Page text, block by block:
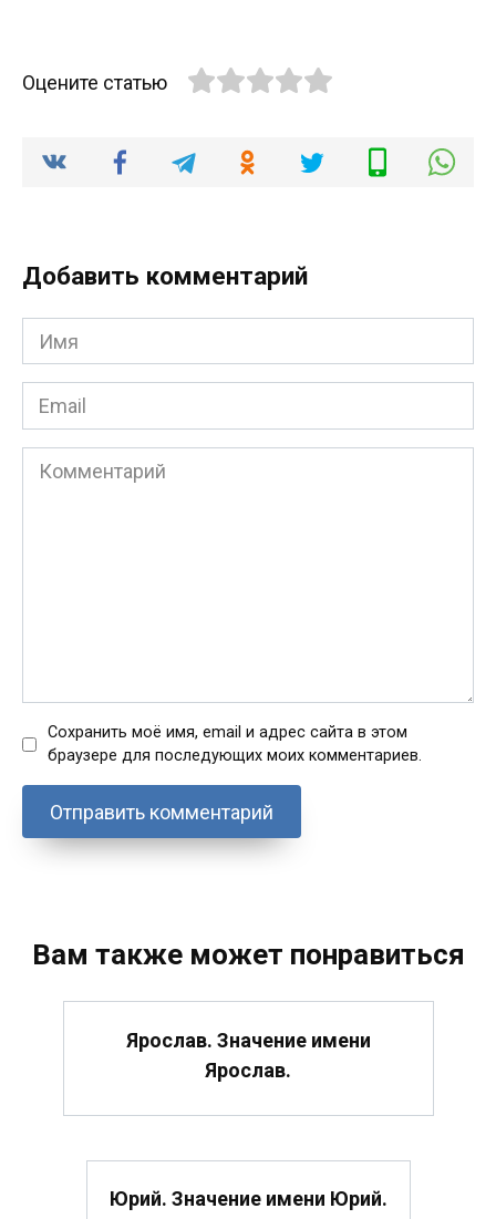
Оцените статью
Добавить комментарий
Имя
*
Email
*
Комментарий
Сохранить моё имя, email и адрес сайта в этом
браузере для последующих моих комментариев.
Вам также может понравиться
Ярослав. Значение имени
Ярослав.
Юрий. Значение имени Юрий.